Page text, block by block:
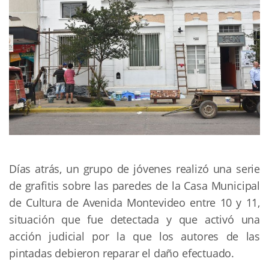
Días atrás, un grupo de jóvenes realizó una serie
de grafitis sobre las paredes de la Casa Municipal
de Cultura de Avenida Montevideo entre 10 y 11,
situación que fue detectada y que activó una
acción judicial por la que los autores de las
pintadas debieron reparar el daño efectuado.